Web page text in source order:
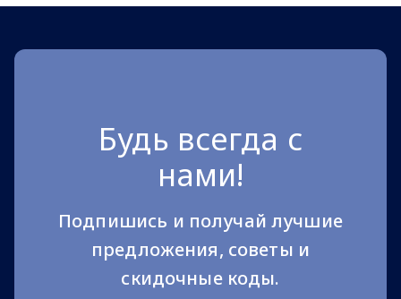
Будь всегда с
нами!
Подпишись и получай лучшие
предложения, советы и
скидочные коды.